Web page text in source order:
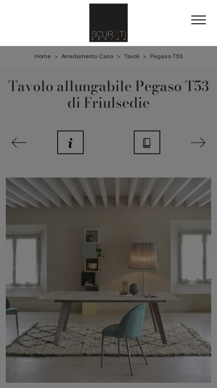
Home > Arredamento Casa > Tavoli > Pegaso T53
Tavolo allungabile Pegaso T53
di Friulsedie